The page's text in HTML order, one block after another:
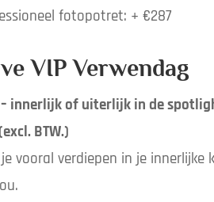
fotopotret: + €287
VIP Verwendag
innerlijk of uiterlijk in de
BTW.)
vooral verdiepen in je